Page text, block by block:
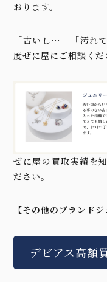
おります。
「古いし…」「汚れ
度ぜに屋にご相談くだ
ぜに屋の買取実績を
ださい。
【その他のブランド
デビアス高額